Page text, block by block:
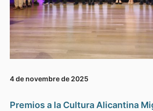
4 de novembre de 2025
Premios a la Cultura Alicantina